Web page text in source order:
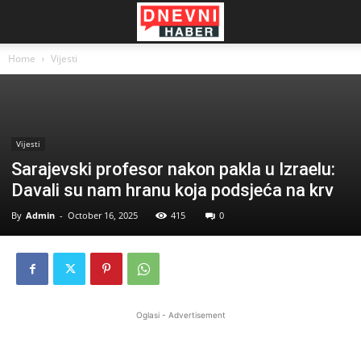
Home Vijesti
Vijesti
Sarajevski profesor nakon pakla u Izraelu:
Davali su nam hranu koja podsjeća na krv
By Admin - October 16, 2025 415 0
Oglasi - Advertisement